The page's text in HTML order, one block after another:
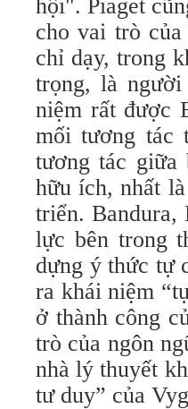
hội". Piaget
cho vai trò
chỉ dạy, trong
trọng, là
niệm rất được
mối tương tác
tương tác giữa
hữu ích, nhất
triển. Bandura,
lực bên trong
dựng ý thức tự
ra khái niệm
ở thành công
trò của ngôn
nhà lý thuyết
tư duy” của